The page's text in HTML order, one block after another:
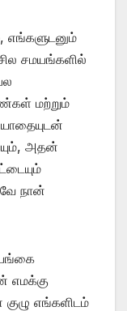
எங்களுடனும்
சமயங்களில்
மற்றும்
அதன்
நான்
பங்கை
எமக்கு
எங்களிடம்